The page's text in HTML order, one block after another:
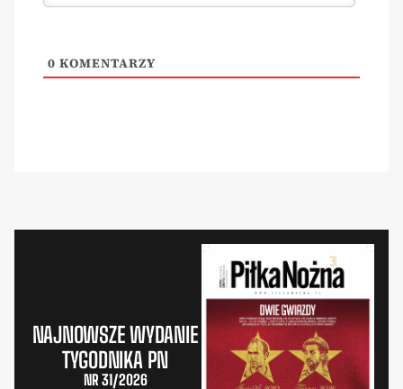
0 KOMENTARZY
NAJNOWSZE WYDANIE
TYGODNIKA PN
NR 31/2026